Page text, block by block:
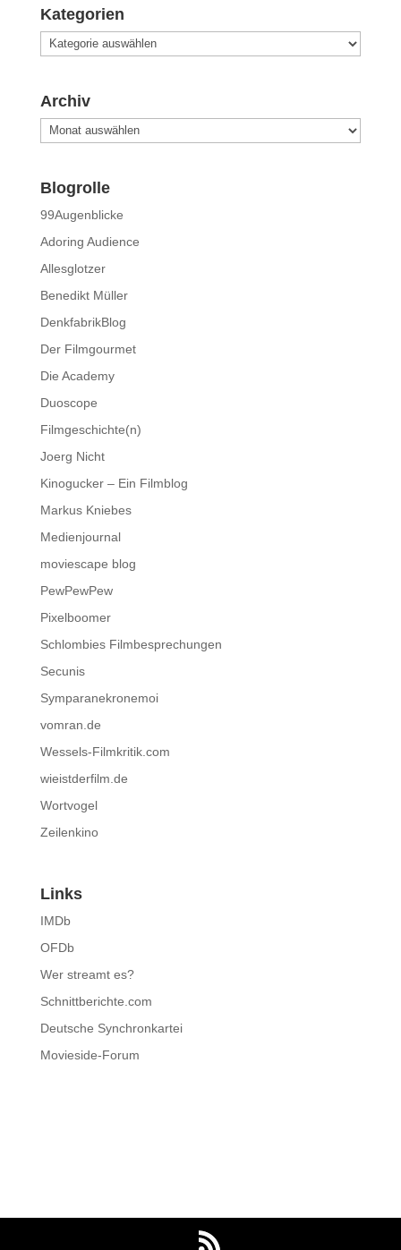
Kategorien
Kategorien
Archiv
Archiv
Blogrolle
99Augenblicke
Adoring Audience
Allesglotzer
Benedikt Müller
DenkfabrikBlog
Der Filmgourmet
Die Academy
Duoscope
Filmgeschichte(n)
Joerg Nicht
Kinogucker – Ein Filmblog
Markus Kniebes
Medienjournal
moviescape blog
PewPewPew
Pixelboomer
Schlombies Filmbesprechungen
Secunis
Symparanekronemoi
vomran.de
Wessels-Filmkritik.com
wieistderfilm.de
Wortvogel
Zeilenkino
Links
IMDb
OFDb
Wer streamt es?
Schnittberichte.com
Deutsche Synchronkartei
Movieside-Forum